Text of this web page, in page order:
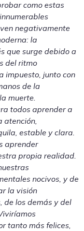
como estas
negativamente
la
que surge debido a
del ritmo
impuesto, junto con
de la
muerte.
todos aprender a
atención,
estable y clara.
aprender
propia realidad.
nocivos, y de
la visión
de los demás y del
tanto más felices,